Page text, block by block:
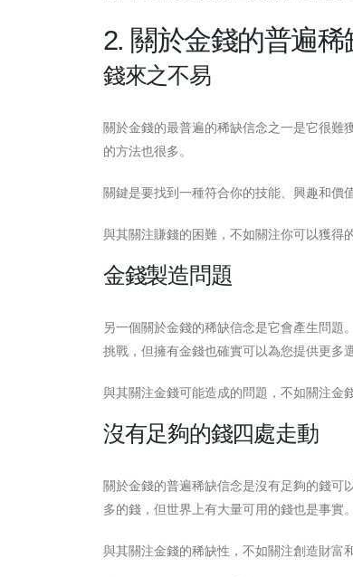
2. 關於金錢的普遍稀
錢來之不易
關於金錢的最普遍的稀缺信念之一是它很難
的方法也很多。
關鍵是要找到一種符合你的技能、興趣和價
與其關注賺錢的困難，不如關注你可以獲得
金錢製造問題
另一個關於金錢的稀缺信念是它會產生問題
挑戰，但擁有金錢也確實可以為您提供更多
與其關注金錢可能造成的問題，不如關注金
沒有足夠的錢四處走動
關於金錢的普遍稀缺信念是沒有足夠的錢可
多的錢，但世界上有大量可用的錢也是事實。
與其關注金錢的稀缺性，不如關注創造財富